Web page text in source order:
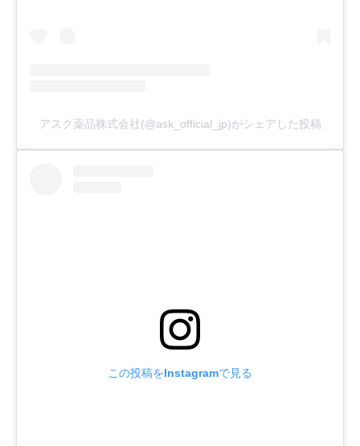
アスク薬品株式会社(@ask_official_jp)がシェアした投稿
この投稿をInstagramで見る